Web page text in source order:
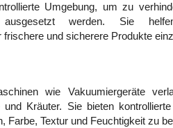
Umgebung, um zu
werden. Sie
und sicherere Produkte
wie Vakuumiergeräte
Kräuter. Sie bieten
Farbe, Textur und Feuchtigkeit zu